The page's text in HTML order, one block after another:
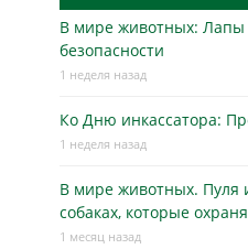
В мире животных: Лапы
безопасности
1 неделя назад
Ко Дню инкассатора:
1 неделя назад
В мире животных. Пуля
собаках, которые
1 месяц назад